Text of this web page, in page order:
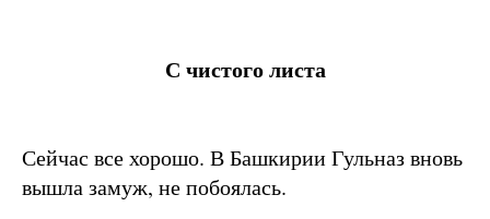
С чистого листа
Сейчас все хорошо. В Башкирии Гульназ вновь
вышла замуж, не побоялась.